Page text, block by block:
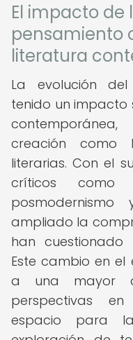
El impacto de
pensamiento
literatura
La evolución
tenido un impacto
creación como
literarias. Con el
críticos como
ampliado la
han cuestionado
Este cambio en
a una mayor
perspectivas
espacio para